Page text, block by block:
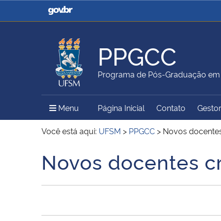
Casa Civil
Ministério da Justiça e
Ministério da Agricultura,
Pecuária e Abastecimento
Ministério da Educação
Ministério do Meio Ambiente Ministério do Turismo
Secretaria de Governo
Gabinete de Segurança
PPGCC
Programa de Pós-Graduação
Menu Menu Principal do Sítio
Página Inicial Contato
Você está aqui: UFSM > PPGCC > Novos
Início do conteúdo
Novos docentes